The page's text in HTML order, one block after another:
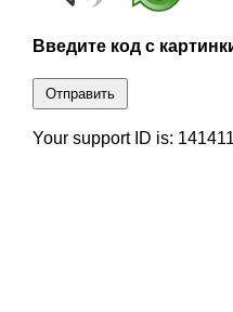
Введите код с
Отправить
Your support ID is: